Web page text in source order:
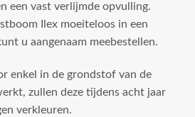
een vast verlijmde opvulling.
Ilex moeiteloos in een
u aangenaam meebestellen.
enkel in de grondstof van de
zullen deze tijdens acht jaar
verkleuren.